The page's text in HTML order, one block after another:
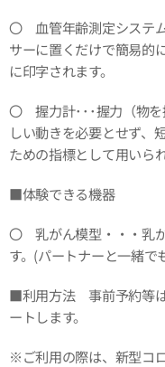
〇 血管年齢測定システ
サーに置くだけで簡易的
に印字されます。
〇 握力計･･･握力（物を
しい動きを必要とせず、
ための指標として用いら
■体験できる機器
〇 乳がん模型・・・乳
す。(パートナーと一緒で
■利用方法 事前予約等は
ートします。
※ご利用の際は、新型コ